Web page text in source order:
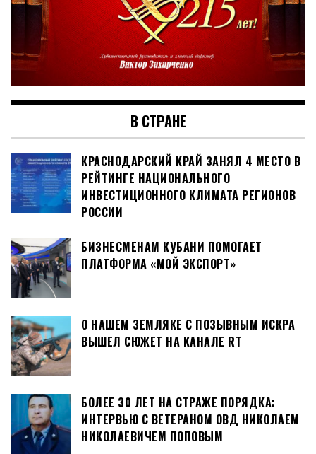
В СТРАНЕ
КРАСНОДАРСКИЙ КРАЙ ЗАНЯЛ 4 МЕСТО В
РЕЙТИНГЕ НАЦИОНАЛЬНОГО
ИНВЕСТИЦИОННОГО КЛИМАТА РЕГИОНОВ
РОССИИ
БИЗНЕСМЕНАМ КУБАНИ ПОМОГАЕТ
ПЛАТФОРМА «МОЙ ЭКСПОРТ»
О НАШЕМ ЗЕМЛЯКЕ С ПОЗЫВНЫМ ИСКРА
ВЫШЕЛ СЮЖЕТ НА КАНАЛЕ RT
БОЛЕЕ 30 ЛЕТ НА СТРАЖЕ ПОРЯДКА:
ИНТЕРВЬЮ С ВЕТЕРАНОМ ОВД НИКОЛАЕМ
НИКОЛАЕВИЧЕМ ПОПОВЫМ